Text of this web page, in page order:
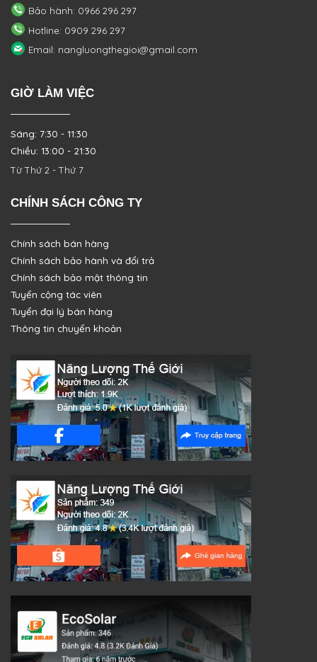
Bảo hành: 0966 296 297
Hotline: 0909 296 297
Email: nangluongthegioi@gmail.com
GIỜ LÀM VIỆC
Sáng: 7:30 - 11:30
Chiều: 13:00 - 21:30
Từ Thứ 2 - Thứ 7
CHÍNH SÁCH CÔNG TY
Chính sách bán hàng
Chính sách bảo hành và đổi trả
Chính sách bảo mật thông tin
Tuyển cộng tác viên
Tuyển đại lý bán hàng
Thông tin chuyển khoản